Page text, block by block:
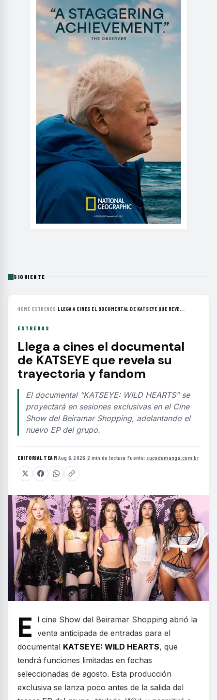
SIGUIENTE
HOME›ESTRENOS ›LLEGA A CINES EL DOCUMENTAL DE KATSEYE QUE REVE...
ESTRENOS
Llega a cines el documental
de KATSEYE que revela su
trayectoria y fandom
El documental “KATSEYE: WILD HEARTS” se
proyectará en sesiones exclusivas en el Cine
Show del Beiramar Shopping, adelantando el
nuevo EP del grupo.
EDITORIAL TEAM·Aug 6, 2026 ·2 min de lectura ·Fuente: sucodemanga.com.br
E
l cine Show del Beiramar Shopping abrió la
venta anticipada de entradas para el
documental KATSEYE: WILD HEARTS, que
tendrá funciones limitadas en fechas
seleccionadas de agosto. Esta producción
exclusiva se lanza poco antes de la salida del